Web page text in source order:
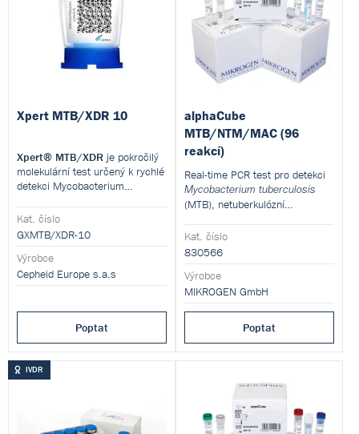
Komponenta kitu 20631 –
destičky pro Step 2 PCR.
Xpert MTB/XDR 10
Xpert® MTB/XDR je pokročilý
molekulární test určený k rychlé
detekci Mycobacterium
rezistence vůči hlavním
druholigovým
antituberkulotikům. Umožňuje
efektivní řízení léčby u pacientů
s multirezistentní nebo
extenzivně rezistentní TBC díky
rezistence během cca 90
Kat. číslo
GXMTB/XDR-10
Výrobce
Cepheid Europe s.a.s
Poptat
alphaCube
MTB/NTM/MAC (96
reakcí)
Real-time PCR test pro detekci
Mycobacterium tuberculosis
(MTB), netuberkulózní
(NTM) a
komplex
(MAC).
Kat. číslo
830566
Výrobce
MIKROGEN GmbH
Poptat
IVDR